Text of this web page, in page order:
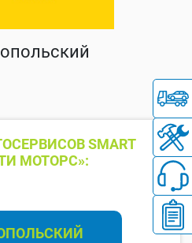
SMART
МОТОРС»: